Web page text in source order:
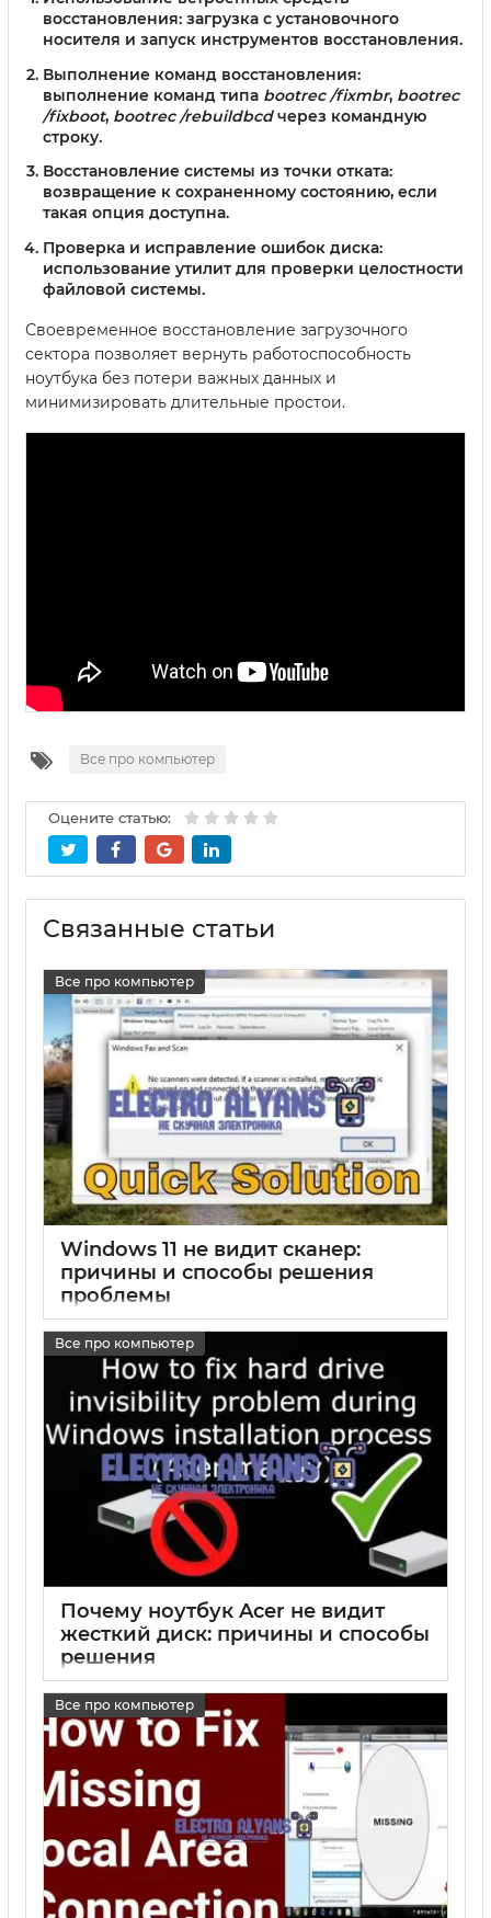
восстановления: загрузка с установочного
носителя и запуск инструментов восстановления.
Выполнение команд восстановления:
выполнение команд типа bootrec /fixmbr, bootrec
/fixboot, bootrec /rebuildbcdчерез командную
строку.
Восстановление системы из точки отката:
возвращение к сохраненному состоянию, если
такая опция доступна.
Проверка и исправление ошибок диска:
использование утилит для проверки целостности
файловой системы.
Своевременное восстановление загрузочного
сектора позволяет вернуть работоспособность
ноутбука без потери важных данных и
минимизировать длительные простои.
Все про компьютер
Оцените статью:
Связанные статьи
Все про компьютер
Windows 11 не видит сканер:
причины и способы решения
проблемы
17 05 2025 0
Все про компьютер
Почему ноутбук Acer не видит
жесткий диск: причины и способы
решения
17 05 2025 0
Все про компьютер